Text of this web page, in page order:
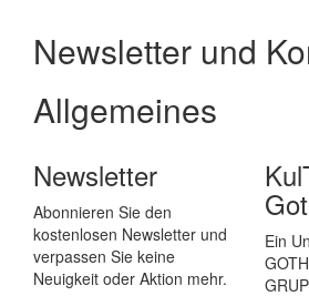
Newsletter und
Allgemeines
Newsletter
Abonnieren Sie den
kostenlosen Newsletter und
verpassen Sie keine
Neuigkeit oder Aktion mehr.
Ein